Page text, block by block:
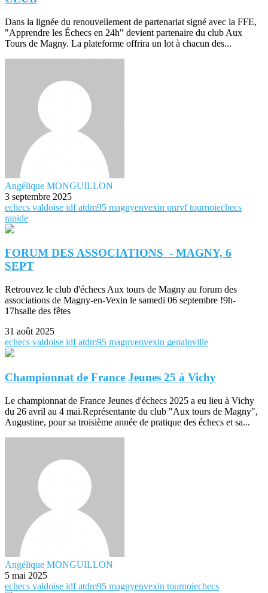
Dans la lignée du renouvellement de partenariat signé avec la FFE,
"Apprendre les Échecs en 24h" devient partenaire du club Aux
Tours de Magny. La plateforme offrira un lot à chacun des...
Angélique MONGUILLON
3 septembre 2025
echecs valdoise idfatdm95 magnyenvexin pnrvftournoiechecs
rapide
FORUM DES ASSOCIATIONS - MAGNY, 6
SEPT
Retrouvez le club d'échecs Aux tours de Magny au forum des
associations de Magny-en-Vexin le samedi 06 septembre !9h-
17hsalle des fêtes
31 août 2025
echecs valdoise idfatdm95 magnyenvexin genainville
Championnat de France Jeunes 25 à Vichy
Le championnat de France Jeunes d'échecs 2025 a eu lieu à Vichy
du 26 avril au 4 mai.Représentante du club "Aux tours de Magny",
Augustine, pour sa troisième année de pratique des échecs et sa...
Angélique MONGUILLON
5 mai 2025
echecs valdoise idfatdm95 magnyenvexin tournoiechecs